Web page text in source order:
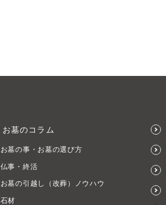
お墓のコラム
お墓の事・お墓の選び方
仏事・終活
お墓の引越し（改葬）ノウハウ
石材